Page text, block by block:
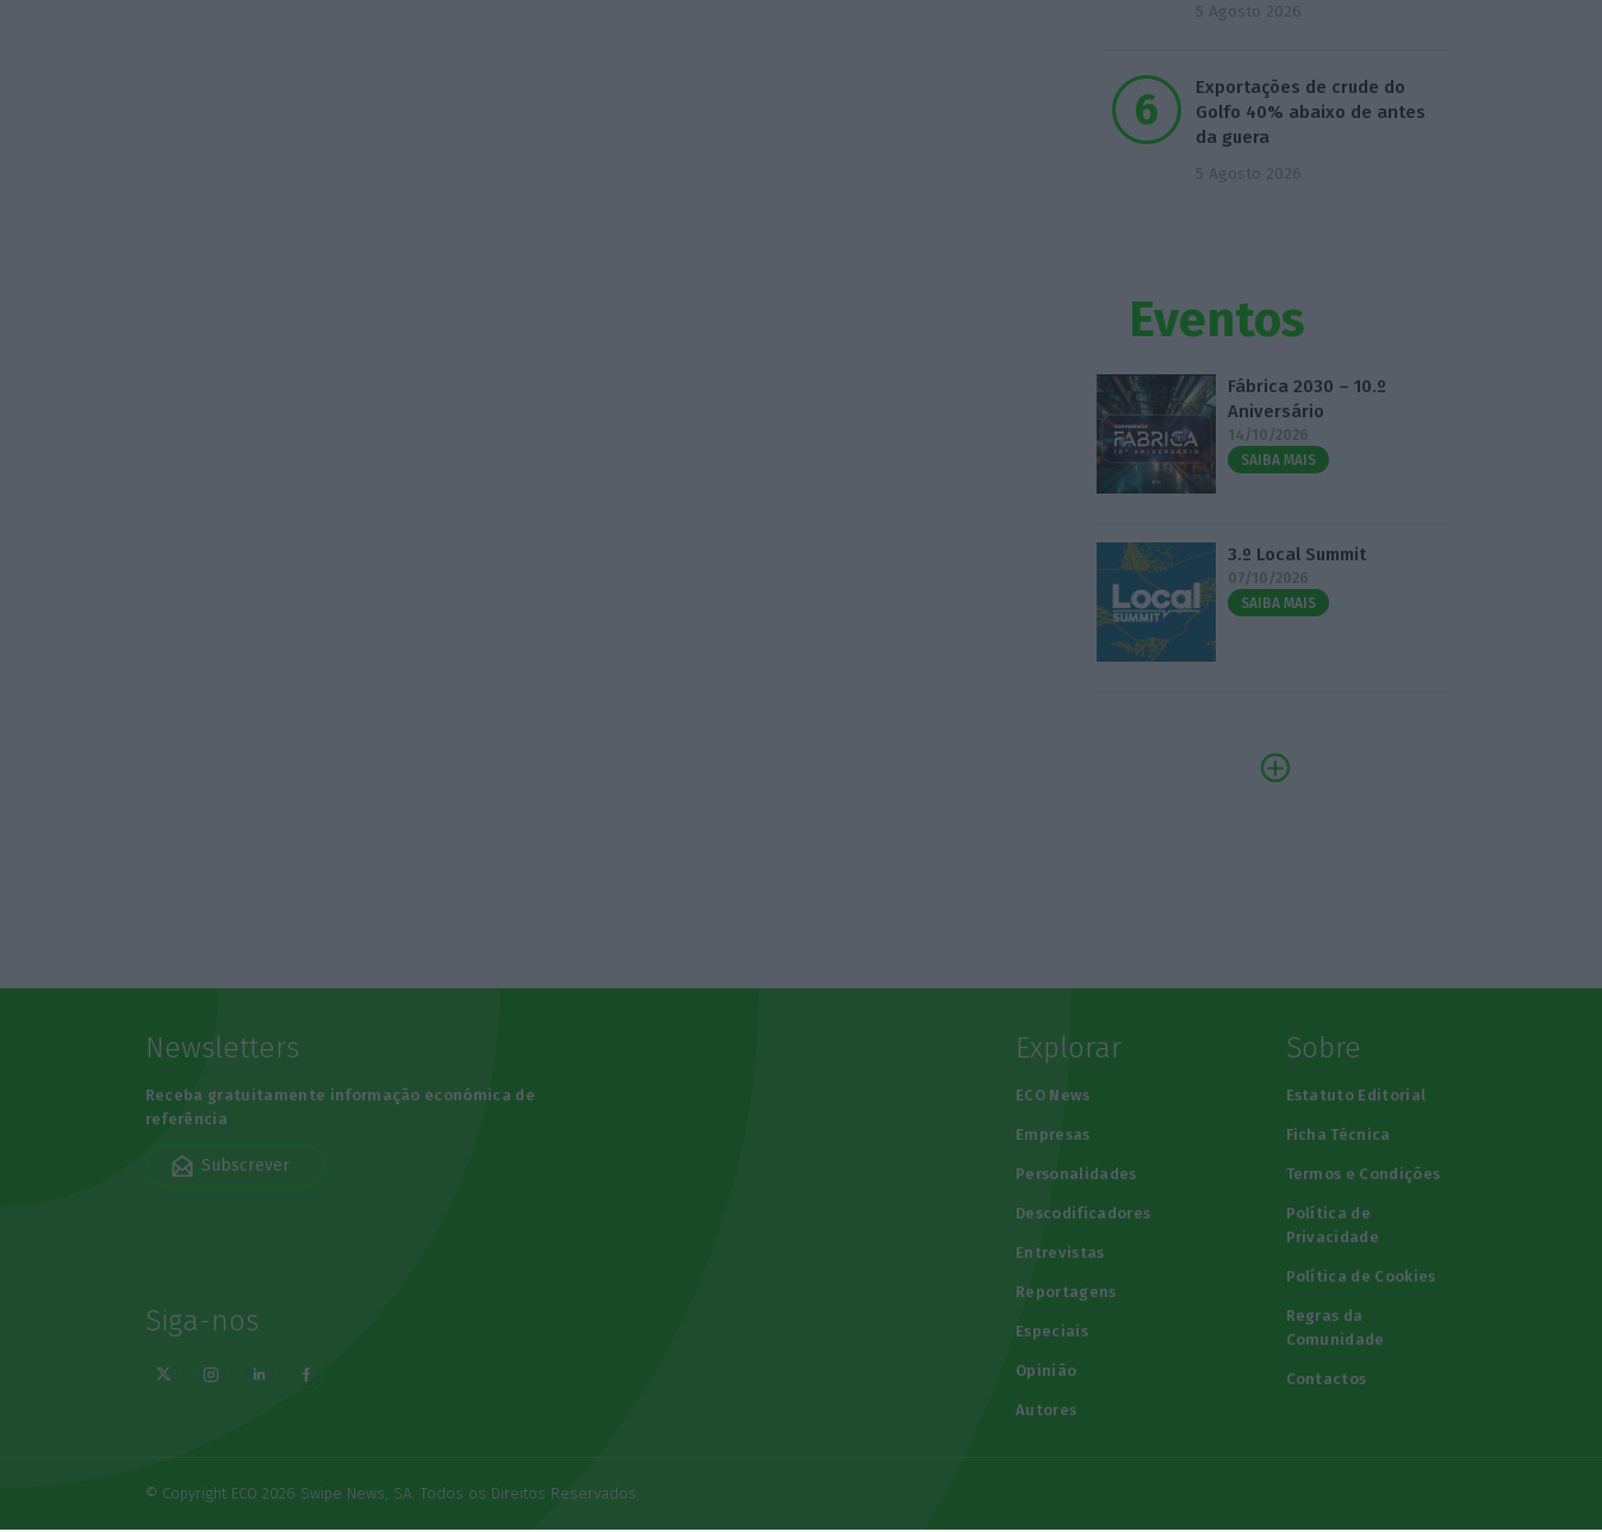
5 Agosto 2026
Exportações de crude do
Golfo 40% abaixo de antes
da guera
5 Agosto 2026
Eventos
Fábrica 2030 – 10.º
Aniversário
14/10/2026
SAIBA MAIS
3.º Local Summit
07/10/2026
SAIBA MAIS
Newsletters
Receba gratuitamente informação económica de
referência
Subscrever
Siga-nos
Explorar
ECO News
Empresas
Personalidades
Descodificadores
Entrevistas
Reportagens
Especiais
Opinião
Autores
Sobre
Estatuto Editorial
Ficha Técnica
Termos e Condições
Política de
Privacidade
Política de Cookies
Regras da
Comunidade
Contactos
© Copyright ECO 2026 Swipe News, SA. Todos os Direitos Reservados